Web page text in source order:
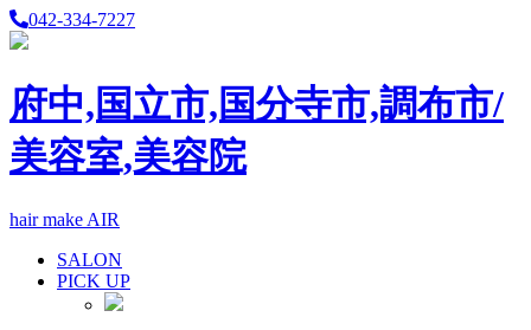
042-334-7227
府中,国立市,国分寺市,調布市/
美容室,美容院
hair make AIR
SALON
PICK UP